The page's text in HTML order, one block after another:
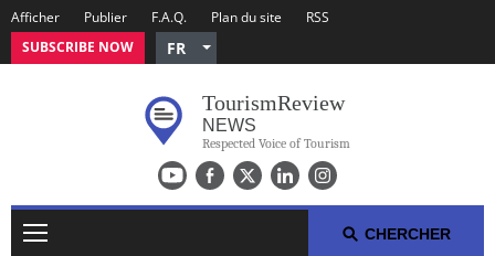
Afficher Publier F.A.Q. Plan du site RSS
FR
Czech
German
Russian
Polish
SUBSCRIBE NOW
TourismReview
NEWS
Respected Voice of Tourism
CHERCHER